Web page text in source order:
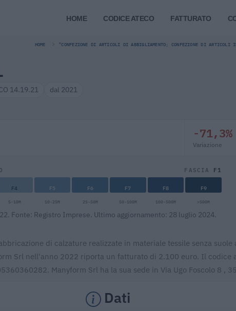
HOME CODICE ATECO FATTURATO
HOME "CONFEZIONE DI ARTICOLI DI ABBIGLIAMENTO; CONFEZIONE DI ARTICOLI
14.19.21 dal 2021
-71,3%
Variazione
FASCIA F1
F4 F5 F6 F7 F8 F9
5-10M 10-25M 25-50M 50-100M 100-500M >500M
Fonte: Registro Imprese. Ultimo aggiornamento: 28 luglio 2024.
di calzature realizzate in materiale tessile senza
Srl nell'anno 2022 riporta un fatturato di 2.100 euro. Il codice
Manyform Srl ha la sua sede in Via Ugo Foscolo 8 ,
Dati